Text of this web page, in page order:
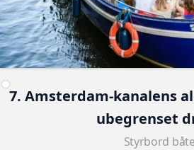
7. Amsterdam-kanalens
ubegrenset
Styrbord